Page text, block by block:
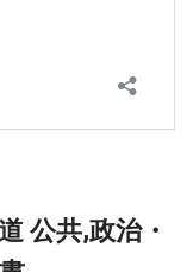
公共,政治・